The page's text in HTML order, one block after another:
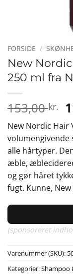
FORSIDE /
New
250 ml fra
153,00kr.
New Nordic Hair
volumengivende
alle hårtyper.
æble,
og gør håret
fugt. Kunne,
(sponsoreret
Varenummer (SKU):
Kategorier:Shampoo